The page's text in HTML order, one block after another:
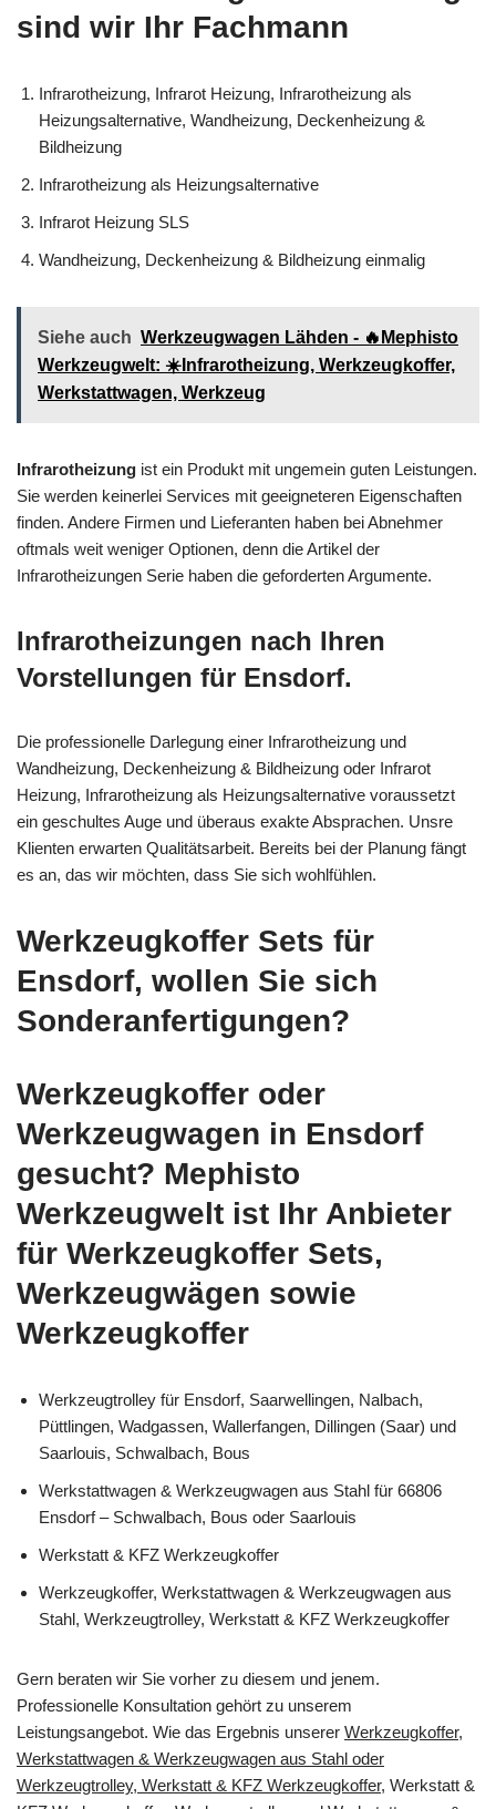
sind wir Ihr Fachmann
Infrarotheizung, Infrarot Heizung, Infrarotheizung als
Heizungsalternative, Wandheizung, Deckenheizung &
Bildheizung
Infrarotheizung als Heizungsalternative
Infrarot Heizung SLS
Wandheizung, Deckenheizung & Bildheizung einmalig
Siehe auch Werkzeugwagen Lähden - 🔥Mephisto
Werkzeugwelt: ☀️Infrarotheizung, Werkzeugkoffer,
Werkstattwagen, Werkzeug
Infrarotheizung ist ein Produkt mit ungemein guten Leistungen.
Sie werden keinerlei Services mit geeigneteren Eigenschaften
finden. Andere Firmen und Lieferanten haben bei Abnehmer
oftmals weit weniger Optionen, denn die Artikel der
Infrarotheizungen Serie haben die geforderten Argumente.
Infrarotheizungen nach Ihren
Vorstellungen für Ensdorf.
Die professionelle Darlegung einer Infrarotheizung und
Wandheizung, Deckenheizung & Bildheizung oder Infrarot
Heizung, Infrarotheizung als Heizungsalternative voraussetzt
ein geschultes Auge und überaus exakte Absprachen. Unsre
Klienten erwarten Qualitätsarbeit. Bereits bei der Planung fängt
es an, das wir möchten, dass Sie sich wohlfühlen.
Werkzeugkoffer Sets für
Ensdorf, wollen Sie sich
Sonderanfertigungen?
Werkzeugkoffer oder
Werkzeugwagen in Ensdorf
gesucht? Mephisto
Werkzeugwelt ist Ihr Anbieter
für Werkzeugkoffer Sets,
Werkzeugwägen sowie
Werkzeugkoffer
Werkzeugtrolley für Ensdorf, Saarwellingen, Nalbach,
Püttlingen, Wadgassen, Wallerfangen, Dillingen (Saar) und
Saarlouis, Schwalbach, Bous
Werkstattwagen & Werkzeugwagen aus Stahl für 66806
Ensdorf – Schwalbach, Bous oder Saarlouis
Werkstatt & KFZ Werkzeugkoffer
Werkzeugkoffer, Werkstattwagen & Werkzeugwagen aus
Stahl, Werkzeugtrolley, Werkstatt & KFZ Werkzeugkoffer
Gern beraten wir Sie vorher zu diesem und jenem.
Professionelle Konsultation gehört zu unserem
Leistungsangebot. Wie das Ergebnis unserer Werkzeugkoffer,
Werkstattwagen & Werkzeugwagen aus Stahl oder
Werkzeugtrolley, Werkstatt & KFZ Werkzeugkoffer, Werkstatt &